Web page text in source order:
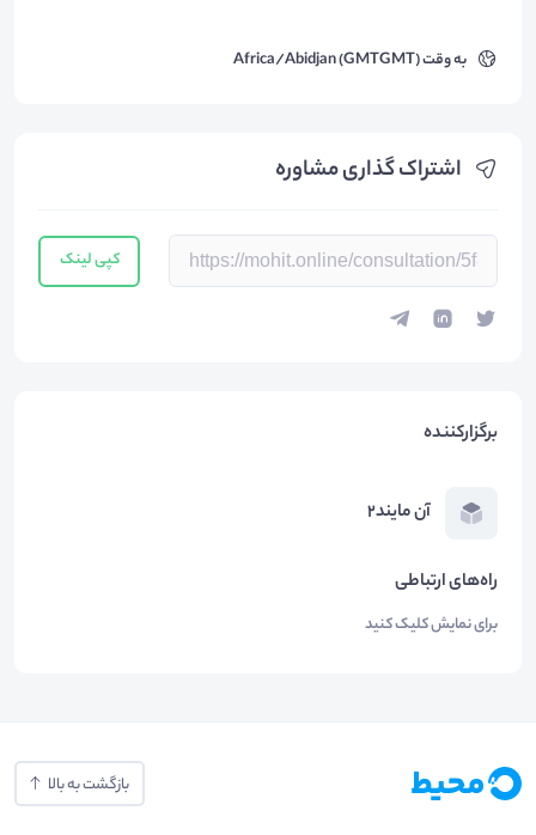
به وقتAfrica/Abidjan (GMTGMT)
اشتراک گذاری مشاوره
کپی لینک
برگزارکننده
آن مایند۲
راه‌های ارتباطی
برای نمایش کلیک کنید
بازگشت به بالا